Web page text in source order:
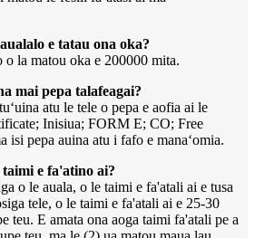
e tatau ona oka?
o la matou oka e 200000 mita.
mai pepa talafeagai?
atu le tele o pepa e aofia ai le
Inisiua; FORM E; CO; Free
isi pepa auina atu i fafo e manaʻomia.
taimi e fa'atino ai?
o le auala, o le taimi e fa'atali ai e tusa
tele, o le taimi e fa'atali ai e 25-30
teu. E amata ona aoga taimi fa'atali pe a